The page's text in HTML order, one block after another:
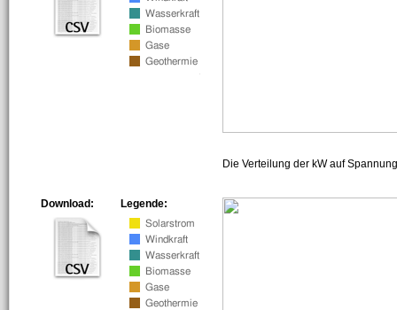
Die Verteilung der kW auf
Legende:
Download: